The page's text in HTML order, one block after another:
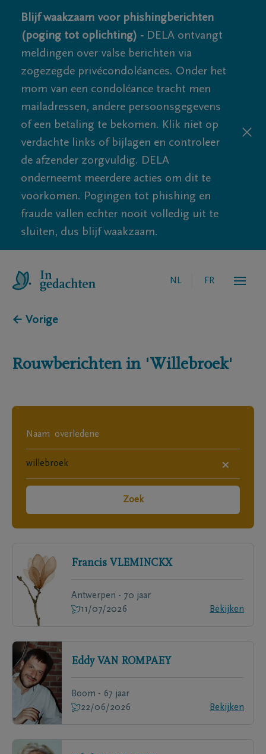
Blijf waakzaam voor phishingberichten
(poging tot oplichting) - DELA ontvangt
meldingen over valse berichten via
zogezegde privécondoléances. Onder het
mom van een condoléance tracht men
mailadressen, andere persoonsgegevens
of een betaling te bekomen. Klik niet op
verdachte links of bijlagen en controleer
de afzender zorgvuldig. DELA
onderneemt meerdere acties om dit te
voorkomen. Pogingen tot phishing en
fraude vallen echter nooit volledig uit te
sluiten, dus blijf waakzaam.
NL FR
← Vorige
Rouwberichten in 'Willebroek'
×
Zoek
Francis VLEMINCKX
Antwerpen - 70 jaar
11/07/2026
Bekijken
Eddy VAN ROMPAEY
Boom - 67 jaar
22/06/2026
Bekijken